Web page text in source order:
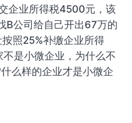
企业所得税4500元，该
B公司给自己开出67万的
照25%补缴企业所得
是小微企业，为什么不
么样的企业才是小微企